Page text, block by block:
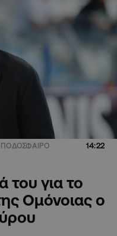
14:22
του για το
Ομόνοιας ο